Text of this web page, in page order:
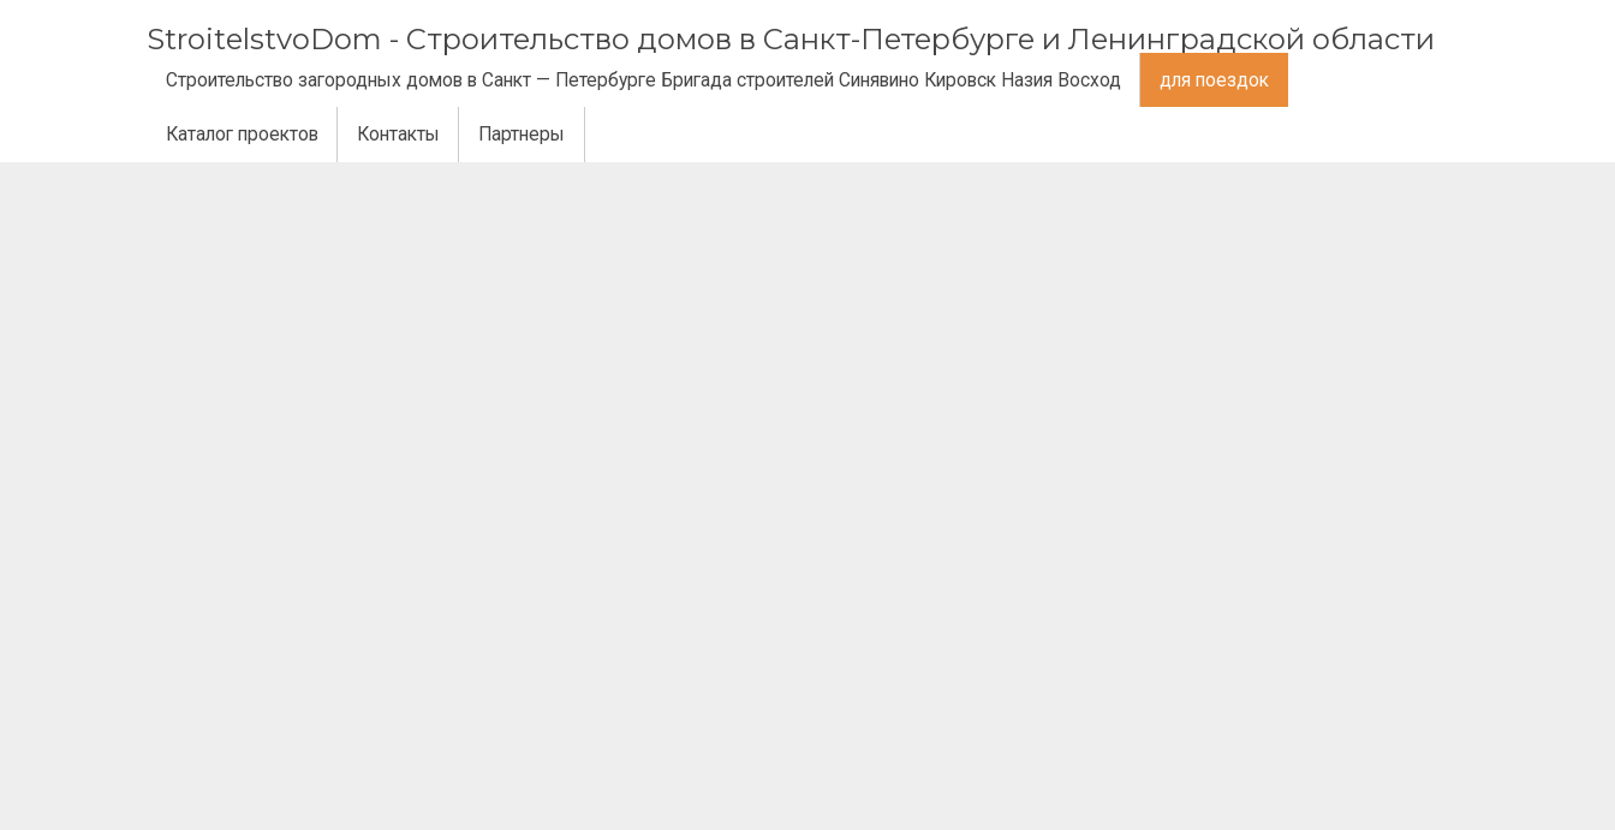
StroitelstvoDom - Строительство домов в Санкт-Петербурге и Ленинградской области
Строительство загородных домов в Санкт — Петербурге Бригада строителей Синявино Кировск Назия Восход для поездок
Каталог проектов Контакты Партнеры